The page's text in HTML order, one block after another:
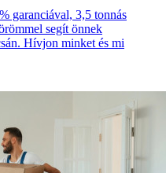
garanciával, 3,5 tonnás
segít önnek
Hívjon minket és mi